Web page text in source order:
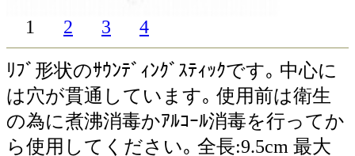
1 2 3 4
ﾘﾌﾞ形状のｻｳﾝﾃﾞｨﾝｸﾞｽﾃｨｯｸです｡ 中心に
は穴が貫通しています｡ 使用前は衛生
の為に煮沸消毒かｱﾙｺｰﾙ消毒を行ってか
ら使用してください｡ 全長:9.5cm 最大